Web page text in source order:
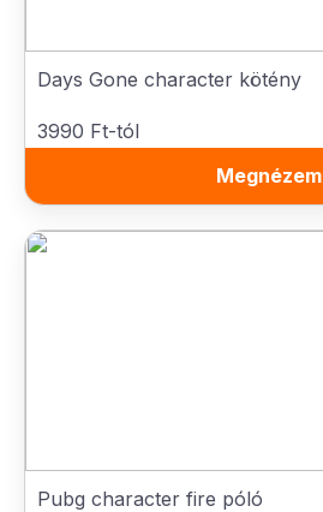
Days Gone character kötény
3990 Ft-tól
Megnézem
Pubg character fire póló